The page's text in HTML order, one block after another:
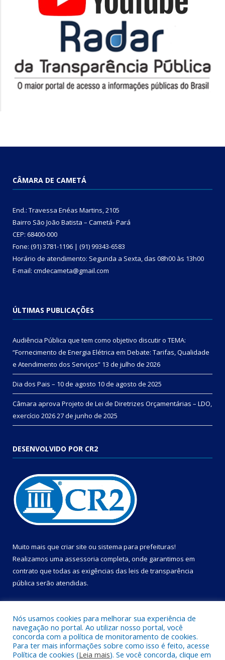
CÂMARA DE CAMETÁ
End.: Travessa Enéas Martins, 2105
Bairro São João Batista – Cametá- Pará
CEP: 68400-000
Fone: (91) 3781-1196 | (91) 99343-6583
Horário de atendimento: Segunda a Sexta, das 08h00 às 13h00
E-mail: cmdecameta@gmail.com
ÚLTIMAS PUBLICAÇÕES
Audiência Pública que tem como objetivo discutir o TEMA:
“Fornecimento de Energia Elétrica em Debate: Tarifas, Qualidade
e Atendimento dos Serviços” 13 de julho de 2026
Dia dos Pais – 10 de agosto 10 de agosto de 2025
Câmara aprova Projeto de Lei de Diretrizes Orçamentárias – LDO,
exercício 202627 de junho de 2025
DESENVOLVIDO POR CR2
Muito mais que criar site ou sistema para prefeituras!
Realizamos uma assessoria completa, onde garantimos em
contrato que todas as exigências das leis de transparência
pública serão atendidas.
Nós usamos cookies para melhorar sua experiência de
navegação no portal. Ao utilizar nosso portal, você
concorda com a política de monitoramento de cookies.
Para ter mais informações sobre como isso é feito, acesse
Política de cookies (Leia mais). Se você concorda, clique em